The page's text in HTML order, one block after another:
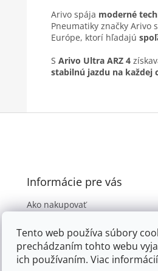
Tento web používa súbory
prechádzaním tohto webu
ich používaním. Viac informácií
Arivo spája moderné
Pneumatiky značky Arivo
Európe, ktorí hľadajú
S Arivo Ultra ARZ 4
stabilnú jazdu na každej
Informácie pre vás
Ako nakupovať
Podmienky ochrany
osobných údajov